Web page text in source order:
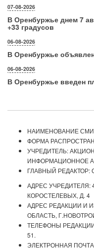
07-08-2026
В Оренбуржье днем 7
+33 градусов
06-08-2026
В Оренбуржье
06-08-2026
В Оренбуржье введен
НАИМЕНОВАНИЕ
ФОРМА
УЧРЕДИТЕЛЬ:
ИНФОРМАЦИОННОЕ
ГЛАВНЫЙ РЕДАКТОР:
АДРЕС УЧРЕДИТЕЛЯ:
КОРОСТЕЛЕВЫХ, Д. 4
АДРЕС РЕДАКЦИИ И
ОБЛАСТЬ,
ТЕЛЕФОНЫ РЕДАКЦИИ:
51.
ЭЛЕКТРОННАЯ ПОЧТА